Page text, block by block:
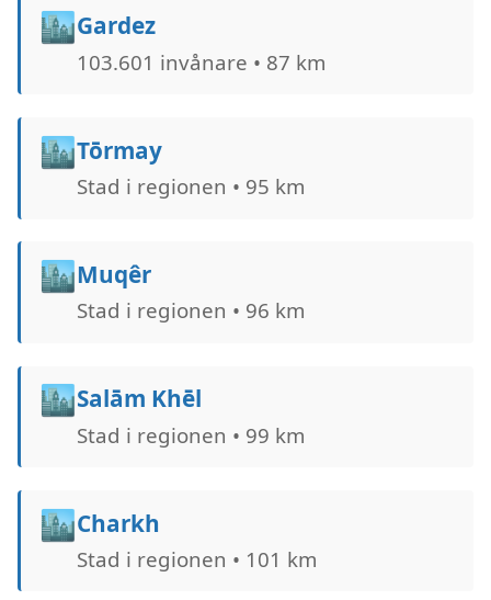
🏙️Gardez
103.601 invånare • 87 km
🏙️Tōrmay
Stad i regionen • 95 km
🏙️Muqêr
Stad i regionen • 96 km
🏙️Salām Khēl
Stad i regionen • 99 km
🏙️Charkh
Stad i regionen • 101 km